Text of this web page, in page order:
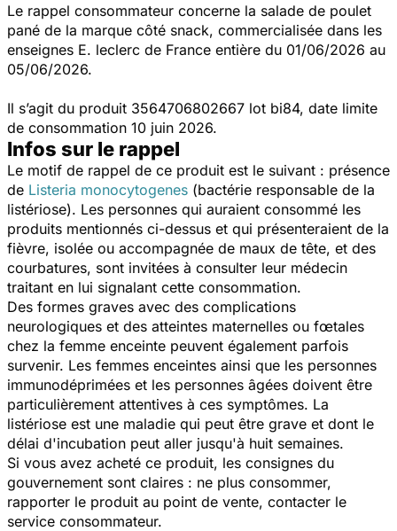
Le rappel consommateur concerne la salade de poulet
pané de la marque côté snack, commercialisée dans les
enseignes E. leclerc de France entière du 01/06/2026 au
05/06/2026.
Il s’agit du produit 3564706802667 lot bi84, date limite
de consommation 10 juin 2026.
Infos sur le rappel
Le motif de rappel de ce produit est le suivant : présence
de Listeria monocytogenes (bactérie responsable de la
listériose). Les personnes qui auraient consommé les
produits mentionnés ci-dessus et qui présenteraient de la
fièvre, isolée ou accompagnée de maux de tête, et des
courbatures, sont invitées à consulter leur médecin
traitant en lui signalant cette consommation.
Des formes graves avec des complications
neurologiques et des atteintes maternelles ou fœtales
chez la femme enceinte peuvent également parfois
survenir. Les femmes enceintes ainsi que les personnes
immunodéprimées et les personnes âgées doivent être
particulièrement attentives à ces symptômes. La
listériose est une maladie qui peut être grave et dont le
délai d'incubation peut aller jusqu'à huit semaines.
Si vous avez acheté ce produit, les consignes du
gouvernement sont claires : ne plus consommer,
rapporter le produit au point de vente, contacter le
service consommateur.